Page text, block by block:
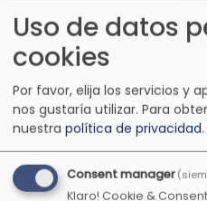
La Voz del Norte
Uso de datos
cookies
Por favor, elija los servicios y
nos gustaría utilizar. Para
nuestra política de privacidad.
Consent manager
Klaro! Cookie &